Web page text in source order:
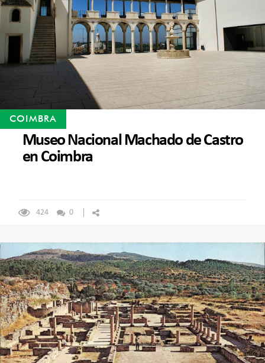
COIMBRA
Museo Nacional Machado de Castro
en Coimbra
424 0